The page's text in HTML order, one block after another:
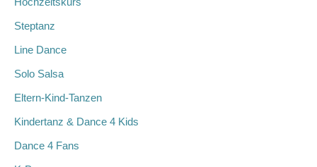
Steptanz
Line Dance
Solo Salsa
Eltern-Kind-Tanzen
Kindertanz & Dance 4 Kids
Dance 4 Fans